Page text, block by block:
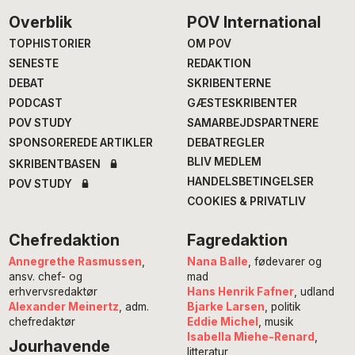
Footer
Overblik
TOPHISTORIER
SENESTE
DEBAT
PODCAST
POV STUDY
SPONSOREREDE ARTIKLER
SKRIBENTBASEN
POV STUDY
POV International
OM POV
REDAKTION
SKRIBENTERNE
GÆSTESKRIBENTER
SAMARBEJDSPARTNERE
DEBATREGLER
BLIV MEDLEM
HANDELSBETINGELSER
COOKIES & PRIVATLIV
Chefredaktion
Annegrethe Rasmussen
ansv. chef- og
erhvervsredaktør
Alexander Meinertz , adm.
chefredaktør
Jourhavende
Fagredaktion
Nana Balle , fødevarer og
mad
Hans Henrik Fafner, udland
Bjarke Larsen , politik
Eddie Michel
, musik
Isabella Miehe-Renard
litteratur